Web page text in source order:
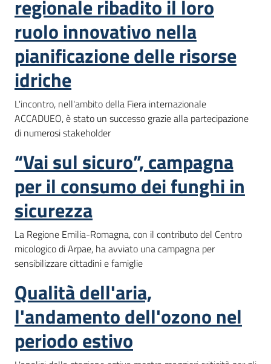
regionale ribadito il loro
ruolo innovativo nella
pianificazione delle risorse
idriche
L'incontro, nell'ambito della Fiera internazionale
ACCADUEO, è stato un successo grazie alla partecipazione
di numerosi stakeholder
“Vai sul sicuro”, campagna
per il consumo dei funghi in
sicurezza
La Regione Emilia-Romagna, con il contributo del Centro
micologico di Arpae, ha avviato una campagna per
sensibilizzare cittadini e famiglie
Qualità dell'aria,
l'andamento dell'ozono nel
periodo estivo